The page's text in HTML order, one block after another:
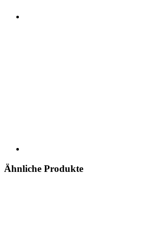
Ähnliche Produkte